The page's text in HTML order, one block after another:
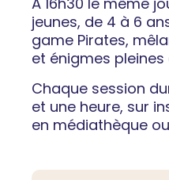
jeunes, de 4 à 6
game Pirates,
et énigmes pleines
Chaque session
et une heure, sur
en médiathèque ou